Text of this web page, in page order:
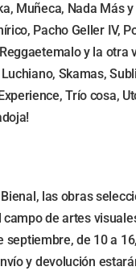
Muñeca, Nada Más
Pacho Geller IV,
y la otra
Skamas,
Trío cosa,
las obras
de artes
septiembre, de 10 a
y devolución